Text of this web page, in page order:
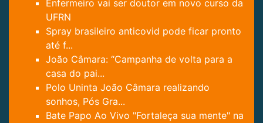
Enfermeiro vai ser doutor em novo curso da
UFRN
Spray brasileiro anticovid pode ficar pronto
até f...
João Câmara: “Campanha de volta para a
casa do pai...
Polo Uninta João Câmara realizando
sonhos, Pós Gra...
Bate Papo Ao Vivo "Fortaleça sua mente" na